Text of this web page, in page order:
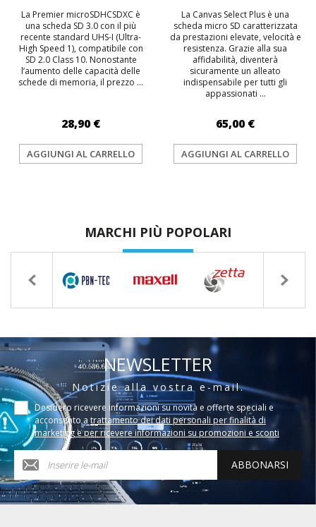
La Premier microSDHCSDXC è
una scheda SD 3.0 con il più
recente standard UHS-I (Ultra-
High Speed 1), compatibile con
SD 2.0 Class 10. Nonostante
l’aumento delle capacità delle
schede di memoria, il prezzo ...
28,90 €
AGGIUNGI AL CARRELLO
La Canvas Select Plus è una
scheda micro SD caratterizzata
da prestazioni elevate, velocità e
resistenza. Grazie alla sua
affidabilità, diventerà
sicuramente un alleato
indispensabile per tutti gli
appassionati ...
65,00 €
AGGIUNGI AL CARRELLO
MARCHI PIÙ POPOLARI
NEWSLETTER
Notizie alla vostra e-mail.
Desidero ricevere informazioni su novità e offerte speciali e
acconsento a trattamento dei dati personali per finalità di
marketing e per ricevere informazioni su promozioni e sconti
ABBONARSI